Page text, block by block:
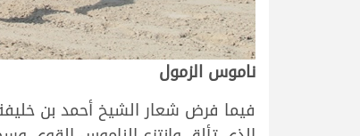
ناموس الزمول
فيما فرض شعار الشيخ أحمد بن